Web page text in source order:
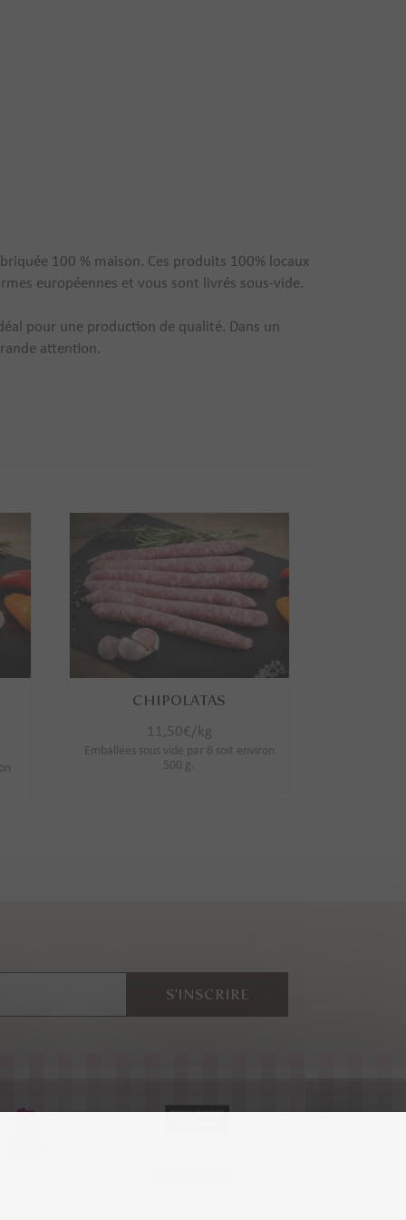
100 % maison. Ces produits 100% locaux
européennes et vous sont livrés sous-vide.
pour une production de qualité. Dans un
attention.
CHIPOLATAS
11,50€/kg
Emballées sous vide par 6 soit environ
500 g.